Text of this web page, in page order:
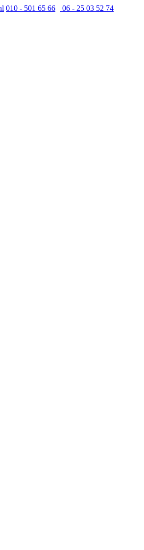
010 - 501 65 66
06 - 25 03 52 74